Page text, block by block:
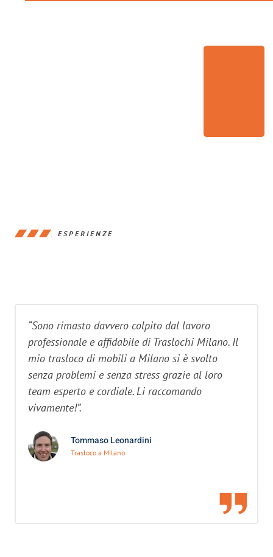
ESPERIENZE
“Sono rimasto davvero colpito dal lavoro
professionale e affidabile di Traslochi Milano. Il
mio trasloco di mobili a Milano si è svolto
senza problemi e senza stress grazie al loro
team esperto e cordiale. Li raccomando
vivamente!”.
Tommaso Leonardini
Trasloco a Milano